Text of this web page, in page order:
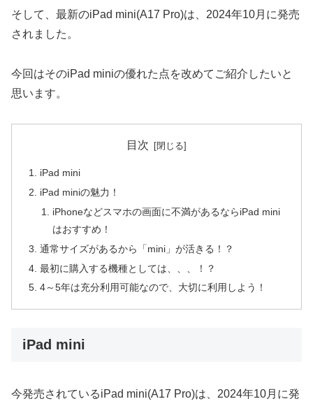
そして、最新のiPad mini(A17 Pro)は、2024年10月に発売
されました。
今回はそのiPad miniの優れた点を改めてご紹介したいと
思います。
目次
iPad mini
iPad miniの魅力！
iPhoneなどスマホの画面に不満があるならiPad mini
はおすすめ！
通常サイズがあるから「mini」が活きる！？
最初に購入する機種としては、、、！？
4～5年は充分利用可能なので、大切に利用しよう！
iPad mini
今発売されているiPad mini(A17 Pro)は、2024年10月に発